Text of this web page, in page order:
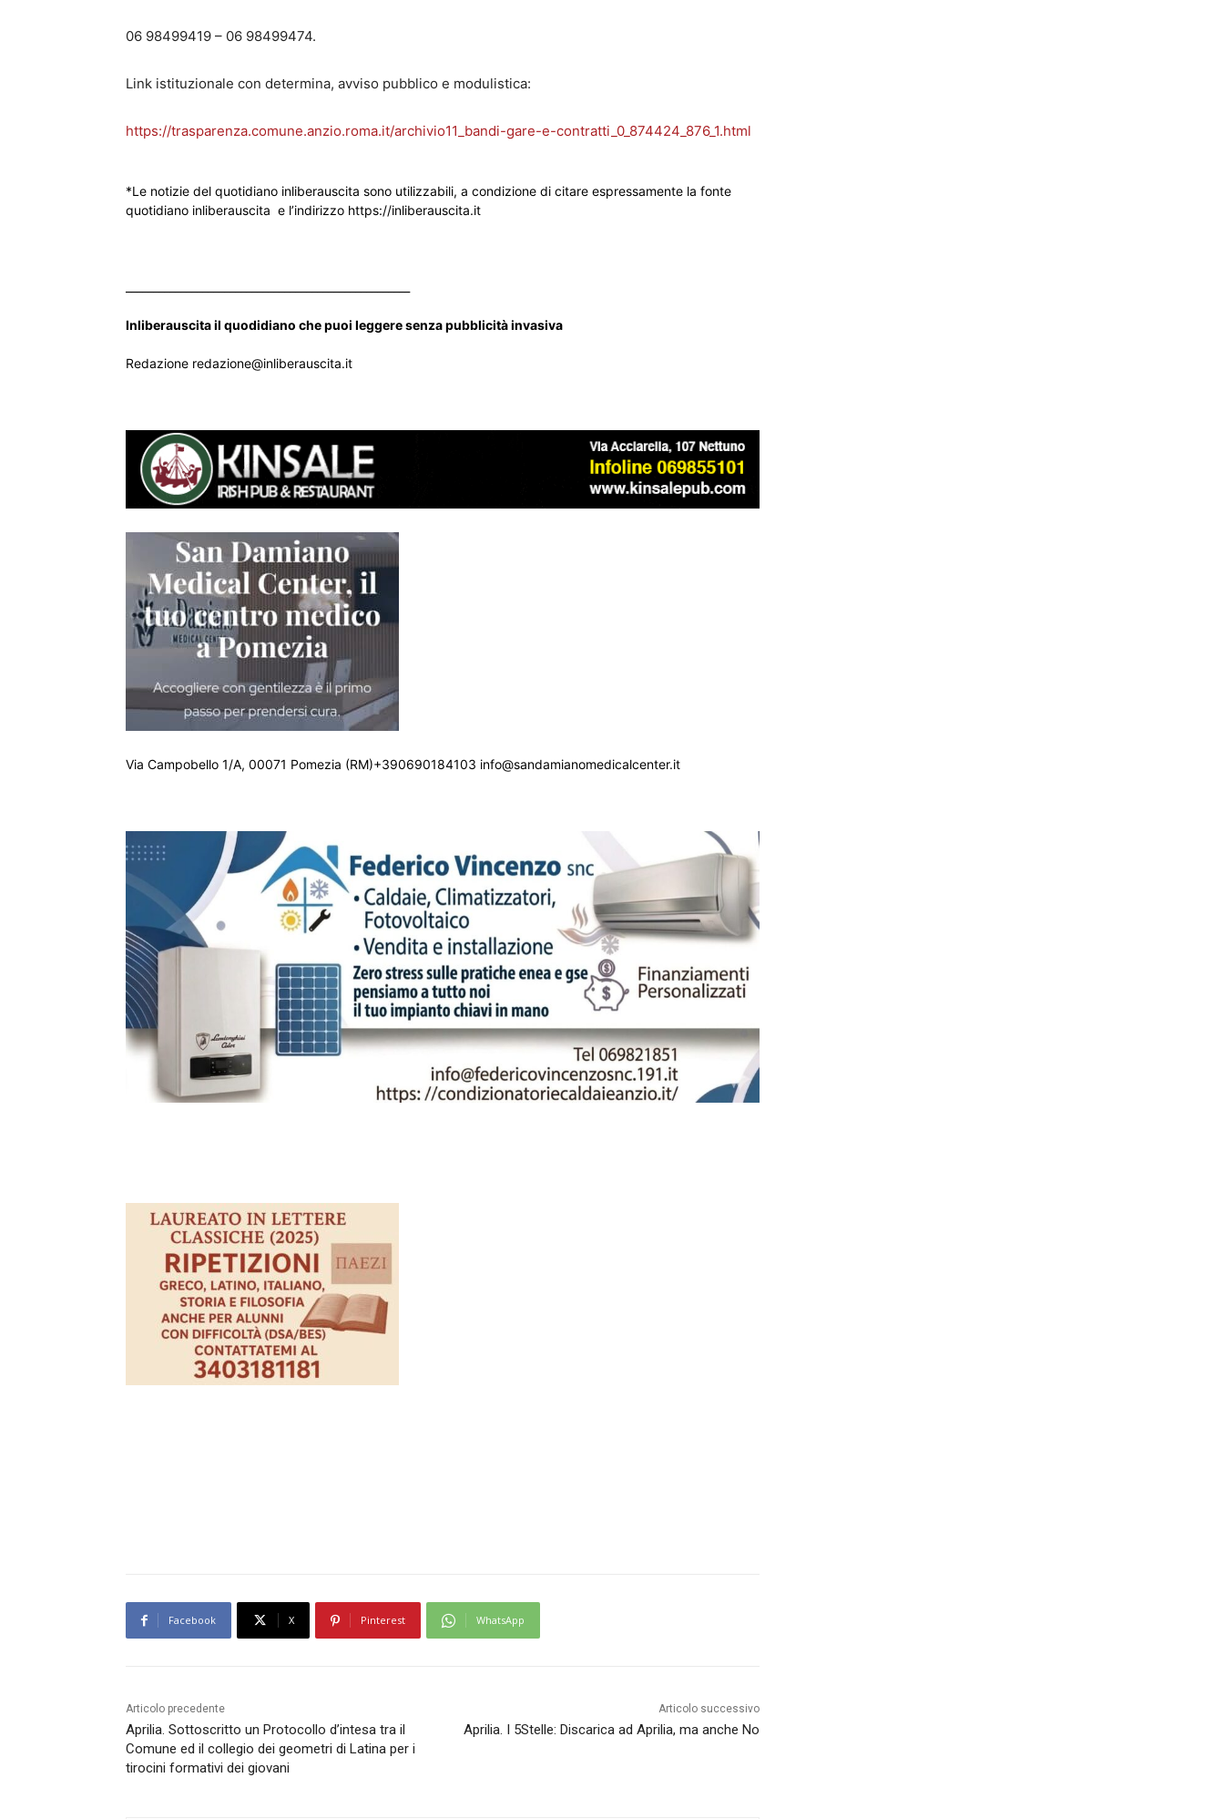
06 98499419 – 06 98499474.
Link istituzionale con determina, avviso pubblico e modulistica:
https://trasparenza.comune.anzio.roma.it/archivio11_bandi-gare-e-contratti_0_874424_876_1.html
*Le notizie del quotidiano inliberauscita sono utilizzabili, a condizione di citare espressamente la fonte
quotidiano inliberauscita e l’indirizzo https://inliberauscita.it
Inliberauscita il quodidiano che puoi leggere senza pubblicità invasiva
Redazione redazione@inliberauscita.it
Via Campobello 1/A, 00071 Pomezia (RM)+390690184103 info@sandamianomedicalcenter.it
Facebook X Pinterest WhatsApp
Articolo precedente
Aprilia. Sottoscritto un Protocollo d’intesa tra il
Comune ed il collegio dei geometri di Latina per i
tirocini formativi dei giovani
Articolo successivo
Aprilia. I 5Stelle: Discarica ad Aprilia, ma anche No